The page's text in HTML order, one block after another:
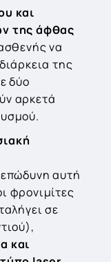
και
της άφθας
να
της
δύο
αρκετά
αυτή
φρονιμίτες
σε
και